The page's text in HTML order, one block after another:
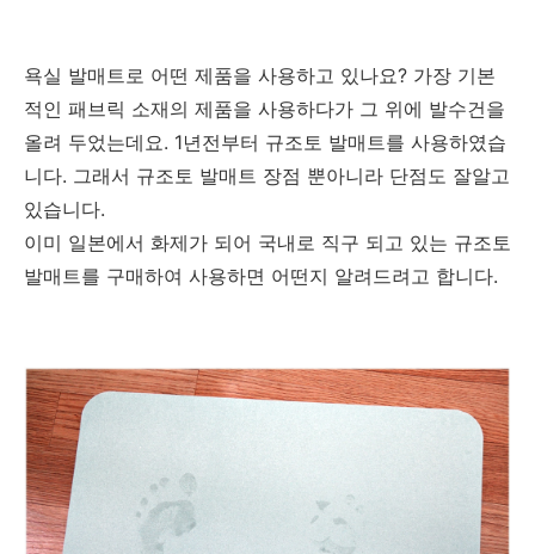
욕실 발매트로 어떤 제품을 사용하고 있나요? 가장 기본
적인 패브릭 소재의 제품을 사용하다가 그 위에 발수건을
올려 두었는데요. 1년전부터 규조토 발매트를 사용하였습
니다. 그래서 규조토 발매트 장점 뿐아니라 단점도 잘알고
있습니다.
이미 일본에서 화제가 되어 국내로 직구 되고 있는 규조토
발매트를 구매하여 사용하면 어떤지 알려드려고 합니다.